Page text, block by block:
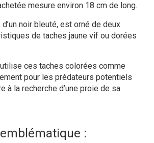
mesure environ 18 cm de long.
noir bleuté, est orné de deux
de taches jaune vif ou dorées
ces taches colorées comme
pour les prédateurs potentiels
à la recherche d’une proie de sa
: